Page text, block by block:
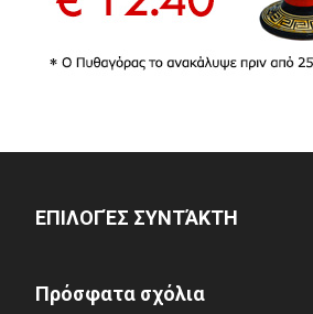
ΕΠΙΛΟΓΈΣ ΣΥΝΤΆΚΤΗ
Πρόσφατα σχόλια